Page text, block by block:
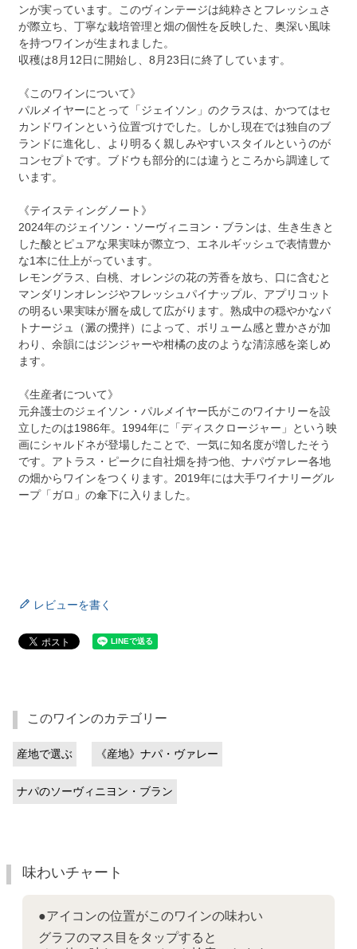
ンが実っています。このヴィンテージは純粋さとフレッシュさ
が際立ち、丁寧な栽培管理と畑の個性を反映した、奥深い風味
を持つワインが生まれました。
収穫は8月12日に開始し、8月23日に終了しています。
《このワインについて》
パルメイヤーにとって「ジェイソン」のクラスは、かつてはセ
カンドワインという位置づけでした。しかし現在では独自のブ
ランドに進化し、より明るく親しみやすいスタイルというのが
コンセプトです。ブドウも部分的には違うところから調達して
います。
《テイスティングノート》
2024年のジェイソン・ソーヴィニヨン・ブランは、生き生きと
した酸とピュアな果実味が際立つ、エネルギッシュで表情豊か
な1本に仕上がっています。
レモングラス、白桃、オレンジの花の芳香を放ち、口に含むと
マンダリンオレンジやフレッシュパイナップル、アプリコット
の明るい果実味が層を成して広がります。熟成中の穏やかなバ
トナージュ（澱の攪拌）によって、ボリューム感と豊かさが加
わり、余韻にはジンジャーや柑橘の皮のような清涼感を楽しめ
ます。
《生産者について》
元弁護士のジェイソン・パルメイヤー氏がこのワイナリーを設
立したのは1986年。1994年に「ディスクロージャー」という映
画にシャルドネが登場したことで、一気に知名度が増したそう
です。アトラス・ピークに自社畑を持つ他、ナパヴァレー各地
の畑からワインをつくります。2019年には大手ワイナリーグル
ープ「ガロ」の傘下に入りました。
レビューを書く
このワインのカテゴリー
産地で選ぶ 《産地》ナパ・ヴァレー
ナパのソーヴィニヨン・ブラン
味わいチャート
●アイコンの位置がこのワインの味わい
グラフのマス目をタップすると